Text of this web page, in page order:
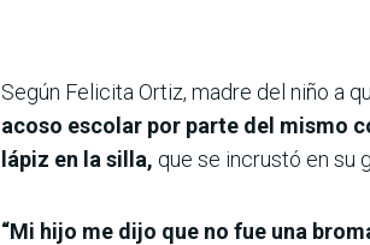
Según Felicita Ortiz, madre del niño a
acoso escolar por parte del mismo
lápiz en la silla, que se incrustó en su
“Mi hijo me dijo que no fue una